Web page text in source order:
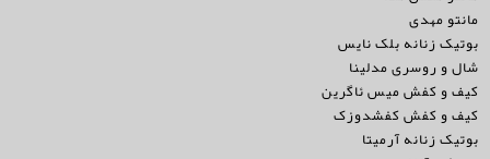
مانتو مهدی
بوتیک زنانه بلک نایس
شال و روسری مدلینا
کیف و کفش میس ئاگرین
کیف و کفش کفشدوزک
بوتیک زنانه آرمیتا